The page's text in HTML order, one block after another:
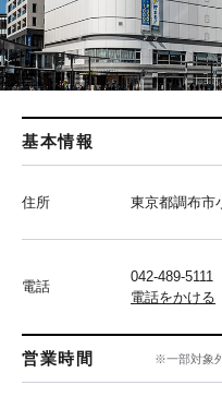
基本情報
住所 東京都調布市
電話
042-489-5111
電話をかける
営業時間 ※一部対象